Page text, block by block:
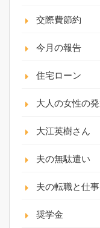
交際費節約
今月の報告
住宅ローン
大人の女性の
大江英樹さん
夫の無駄遣い
夫の転職と仕
奨学金